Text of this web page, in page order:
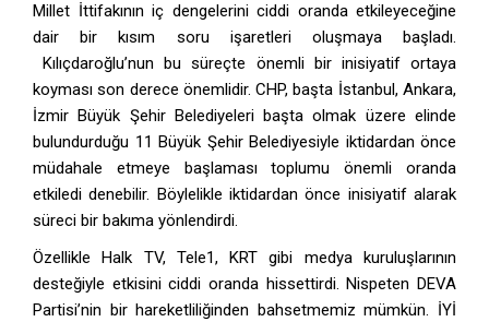
Millet İttifakının iç dengelerini ciddi oranda etkileyeceğine
dair bir kısım soru işaretleri oluşmaya başladı.
Kılıçdaroğlu’nun bu süreçte önemli bir inisiyatif ortaya
koyması son derece önemlidir. CHP, başta İstanbul, Ankara,
İzmir Büyük Şehir Belediyeleri başta olmak üzere elinde
bulundurduğu 11 Büyük Şehir Belediyesiyle iktidardan önce
müdahale etmeye başlaması toplumu önemli oranda
etkiledi denebilir. Böylelikle iktidardan önce inisiyatif alarak
süreci bir bakıma yönlendirdi.
Özellikle Halk TV, Tele1, KRT gibi medya kuruluşlarının
desteğiyle etkisini ciddi oranda hissettirdi. Nispeten DEVA
Partisi’nin bir hareketliliğinden bahsetmemiz mümkün. İYİ